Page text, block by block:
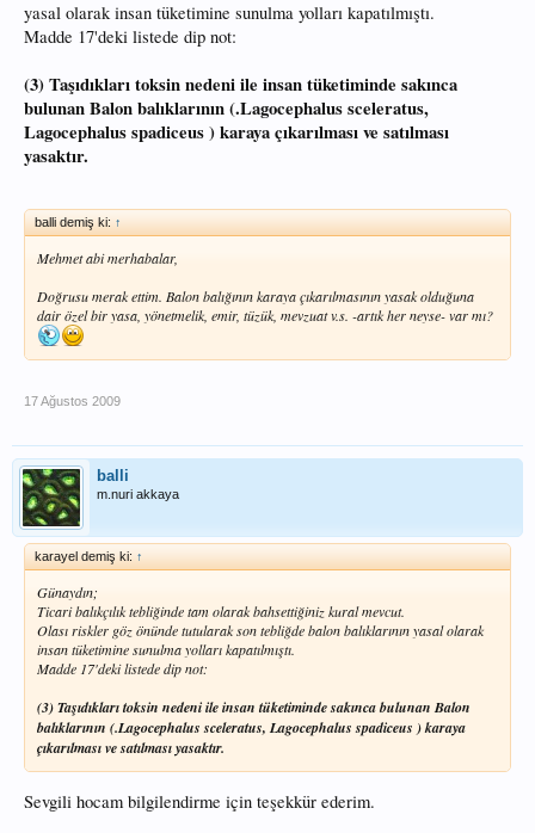
yasal olarak insan tüketimine sunulma yolları kapatılmıştı.
Madde 17'deki listede dip not:
(3) Taşıdıkları toksin nedeni ile insan tüketiminde sakınca
bulunan Balon balıklarının (.Lagocephalus sceleratus,
Lagocephalus spadiceus ) karaya çıkarılması ve satılması
yasaktır.
balli demiş ki: ↑
Mehmet abi merhabalar,
Doğrusu merak ettim. Balon balığının karaya çıkarılmasının yasak olduğuna
dair özel bir yasa, yönetmelik, emir, tüzük, mevzuat v.s. -artık her neyse- var mı?
17 Ağustos 2009
balli
m.nuri akkaya
karayel demiş ki: ↑
Günaydın;
Ticari balıkçılık tebliğinde tam olarak bahsettiğiniz kural mevcut.
Olası riskler göz önünde tutularak son tebliğde balon balıklarının yasal olarak
insan tüketimine sunulma yolları kapatılmıştı.
Madde 17'deki listede dip not:
(3) Taşıdıkları toksin nedeni ile insan tüketiminde sakınca bulunan Balon
balıklarının (.Lagocephalus sceleratus, Lagocephalus spadiceus ) karaya
çıkarılması ve satılması yasaktır.
Sevgili hocam bilgilendirme için teşekkür ederim.